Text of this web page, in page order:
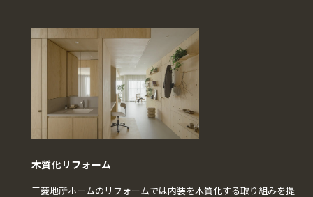
木質化リフォーム
三菱地所ホームのリフォームでは内装を木質化する取り組みを提